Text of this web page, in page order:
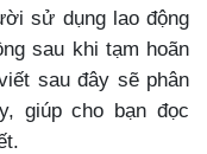
sử dụng lao động
sau khi tạm hoãn
sau đây sẽ phân
giúp cho bạn đọc